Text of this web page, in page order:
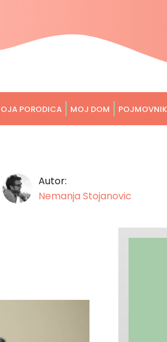
PORODICA MOJ DOM POJMOVNIK
Autor:
Nemanja Stojanovic